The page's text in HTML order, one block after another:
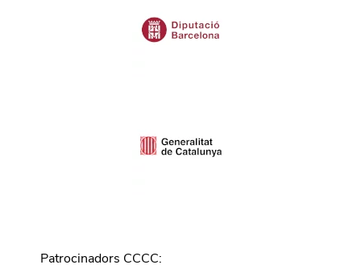
Patrocinadors CCCC: